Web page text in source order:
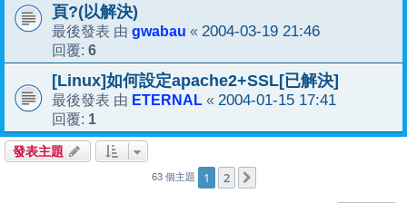
頁?(以解決)
最後發表 由 gwabau « 2004-03-19 21:46
回覆: 6
[Linux]如何設定apache2+SSL[已解決]
最後發表 由 ETERNAL « 2004-01-15 17:41
回覆: 1
發表主題
63 個主題 1 2